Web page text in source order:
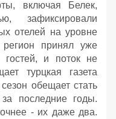
включая Белек,
зафиксировали
отелей на уровне
принял уже
и поток не
турцкая газета
обещает стать
последние годы.
- их даже два.